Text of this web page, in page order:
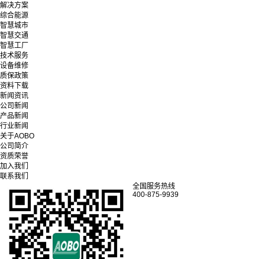
解决方案
综合能源
智慧城市
智慧交通
智慧工厂
技术服务
设备维修
质保政策
资料下载
新闻资讯
公司新闻
产品新闻
行业新闻
关于AOBO
公司简介
资质荣誉
加入我们
联系我们
全国服务热线
400-875-9939